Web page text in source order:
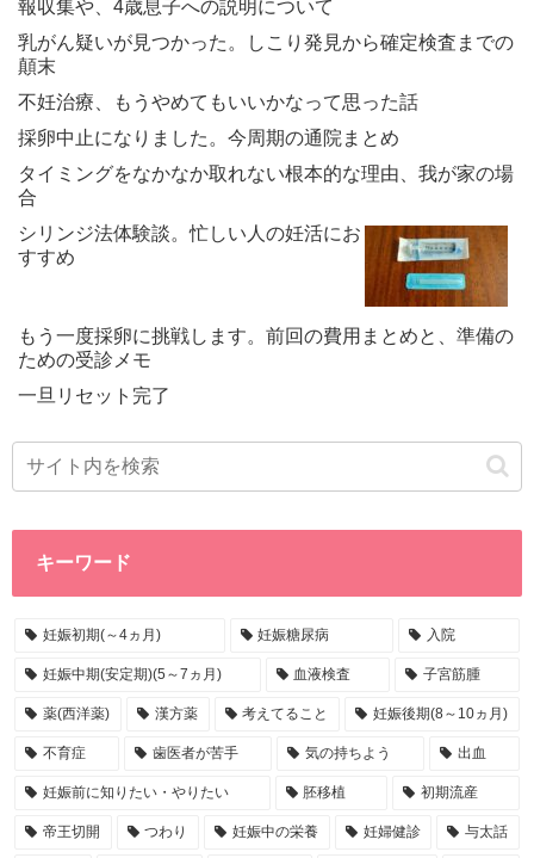
報収集や、4歳息子への説明について
乳がん疑いが見つかった。しこり発見から確定検査までの
顛末
不妊治療、もうやめてもいいかなって思った話
採卵中止になりました。今周期の通院まとめ
タイミングをなかなか取れない根本的な理由、我が家の場
合
シリンジ法体験談。忙しい人の妊活にお
すすめ
もう一度採卵に挑戦します。前回の費用まとめと、準備の
ための受診メモ
一旦リセット完了
キーワード
妊娠初期(～4ヵ月) 妊娠糖尿病 入院
妊娠中期(安定期)(5～7ヵ月) 血液検査 子宮筋腫
薬(西洋薬) 漢方薬 考えてること 妊娠後期(8～10ヵ月)
不育症 歯医者が苦手 気の持ちよう 出血
妊娠前に知りたい・やりたい 胚移植 初期流産
帝王切開 つわり 妊娠中の栄養 妊婦健診 与太話